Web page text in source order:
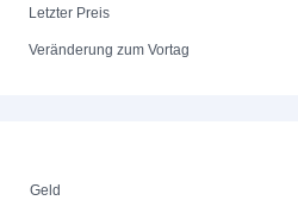
Letzter Preis
Veränderung zum Vortag
Geld